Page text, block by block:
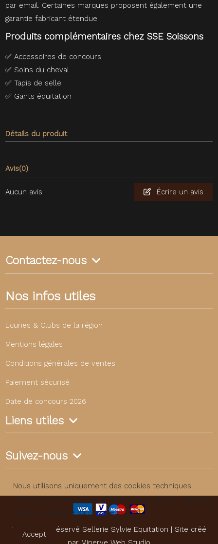
par email. Certaines marques proposent également une
garantie fabricant étendue.
Produits complémentaires chez SSE Soissons
✅Accessoires de concours
✅ Soins du cheval
✅Tapis de selle
✅ Gants équitation
Détails du produit
Avis(0)
Aucun avis Écrire un avis
Contactez-nous
Nos infos utiles
Ecuries & Clubs de la région
Mentions légales
Conditions générales de ventes
Paiement sécurisé
Date de concours 2026
Liens utiles
Suivez-nous
Tous droits réservé Sellerie Sylvie Equitation | Site créé
Nous utilisons uniquement des cookies techniques
nécessaires au fonctionnement du site. Aucun cookie de
suivi n’est déposé sans votre accord.
Accept